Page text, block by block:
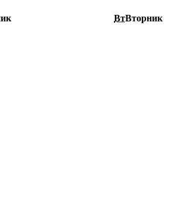
ВтВторник